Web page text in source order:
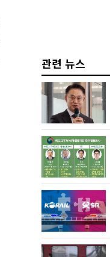
관련 뉴스